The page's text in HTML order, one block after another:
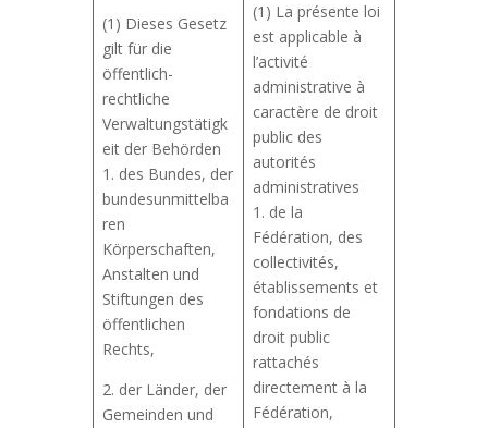
(1) Dieses Gesetz
gilt für die
öffentlich-
rechtliche
Verwaltungstätigk
eit der Behörden
1. des Bundes, der
bundesunmittelba
ren
Körperschaften,
Anstalten und
Stiftungen des
öffentlichen
Rechts,
2. der Länder, der
Gemeinden und
(1) La présente loi
est applicable à
l’activité
administrative à
caractère de droit
public des
autorités
administratives
1. de la
Fédération, des
collectivités,
établissements et
fondations de
droit public
rattachés
directement à la
Fédération,